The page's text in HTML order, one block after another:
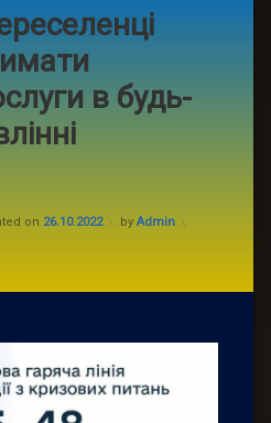
в будь-
on 26.10.2022 by Admin